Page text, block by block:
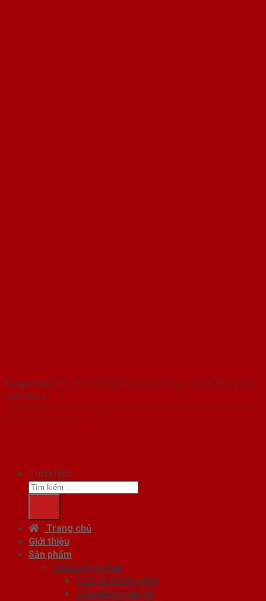
SaigonDoor™ - Hệ thống Showroom cửa nhôm hàng đầu
Việt Nam
Copyright ⓒ 2016 – 2026 SaigonDoor™ - www.bancuanhom.com | Đơn
vị chủ quản SaigonDoor
Tìm kiếm:
Trang chủ
Giới thiệu
Sản phẩm
Cửa chống cháy
Cửa gỗ chống cháy
Cửa nhôm vân gỗ